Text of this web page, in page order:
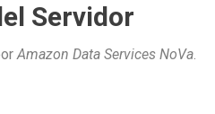
Servidor
Amazon Data Services NoVa.